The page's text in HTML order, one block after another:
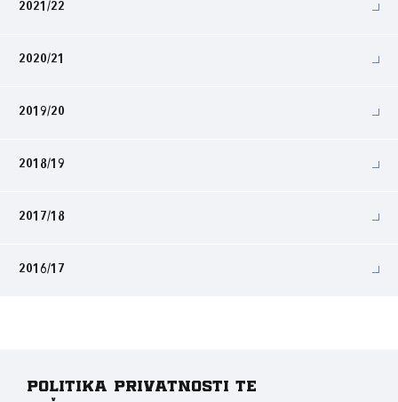
2021/22
2020/21
2019/20
2018/19
2017/18
2016/17
Politika privatnosti te